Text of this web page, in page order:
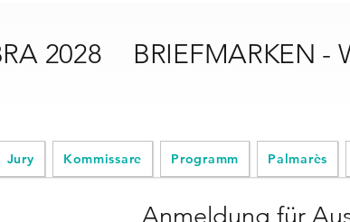
2028 BRIEFMARKEN -
Jury Kommissare Programm Palmarès
Anmeldung für